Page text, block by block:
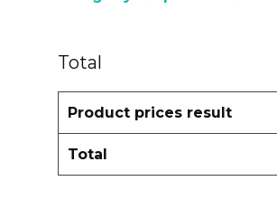
Total
Product prices result
Total